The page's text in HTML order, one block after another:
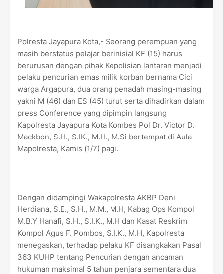
Polresta Jayapura Kota,- Seorang perempuan yang
masih berstatus pelajar berinisial KF (15) harus
berurusan dengan pihak Kepolisian lantaran menjadi
pelaku pencurian emas milik korban bernama Cici
warga Argapura, dua orang penadah masing-masing
yakni M (46) dan ES (45) turut serta dihadirkan dalam
press Conference yang dipimpin langsung
Kapolresta Jayapura Kota Kombes Pol Dr. Victor D.
Mackbon, S.H., S.IK., M.H., M.Si bertempat di Aula
Mapolresta, Kamis (1/7) pagi.
Dengan didampingi Wakapolresta AKBP Deni
Herdiana, S.E., S.H., M.M., M.H, Kabag Ops Kompol
M.B.Y Hanafi, S.H., S.I.K., M.H dan Kasat Reskrim
Kompol Agus F. Pombos, S.I.K., M.H, Kapolresta
menegaskan, terhadap pelaku KF disangkakan Pasal
363 KUHP tentang Pencurian dengan ancaman
hukuman maksimal 5 tahun penjara sementara dua